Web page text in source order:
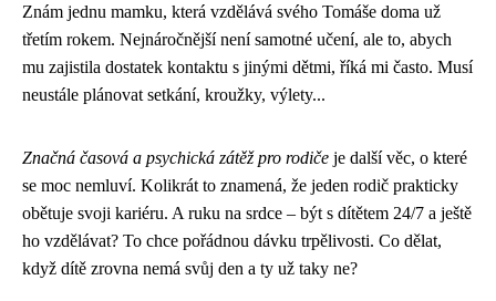
Znám jednu mamku, která vzdělává svého Tomáše doma už
třetím rokem. Nejnáročnější není samotné učení, ale to, abych
mu zajistila dostatek kontaktu s jinými dětmi, říká mi často. Musí
neustále plánovat setkání, kroužky, výlety...
Značná časová a psychická zátěž pro rodiče je další věc, o které
se moc nemluví. Kolikrát to znamená, že jeden rodič prakticky
obětuje svoji kariéru. A ruku na srdce – být s dítětem 24/7 a ještě
ho vzdělávat? To chce pořádnou dávku trpělivosti. Co dělat,
když dítě zrovna nemá svůj den a ty už taky ne?